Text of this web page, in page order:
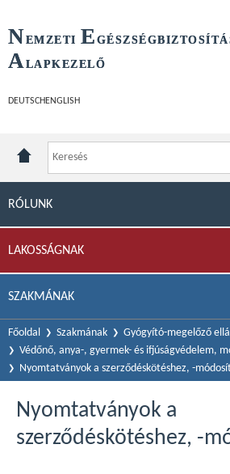
NEMZETI E
ALAPKEZELŐ
DEUTSCH ENGLISH
RÓLUNK
LAKOSSÁGNAK
SZAKMÁNAK
Főoldal Szakmának Gyógyító-megelőző
Védőnő, anya-, gyermek- és ifjúságvédelem,
Nyomtatványok a szerződéskötéshez, -
Nyomtatványok a
szerződéskötéshez, -